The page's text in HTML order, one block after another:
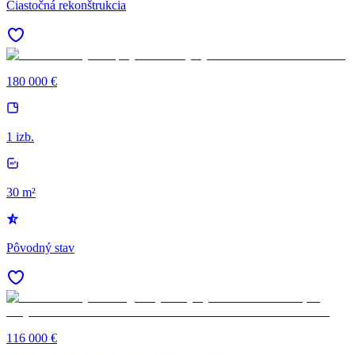
Čiastočná rekonštrukcia
180 000 €
1 izb.
30 m²
Pôvodný stav
116 000 €